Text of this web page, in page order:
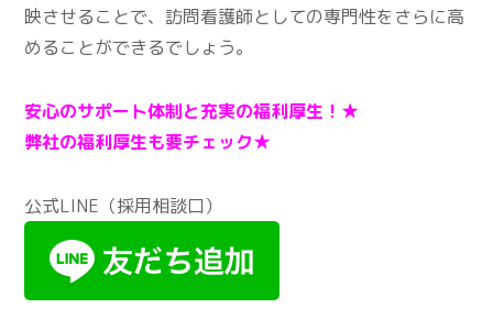
映させることで、訪問看護師としての専門性をさらに高
めることができるでしょう。
安心のサポート体制と充実の福利厚生！★
弊社の福利厚生も要チェック★
公式LINE（採用相談口）